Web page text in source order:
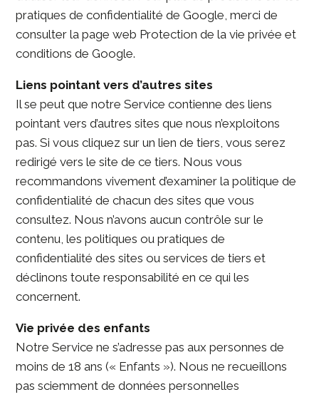
pratiques de confidentialité de Google, merci de
consulter la page web Protection de la vie privée et
conditions de Google.
Liens pointant vers d’autres sites
Il se peut que notre Service contienne des liens
pointant vers d’autres sites que nous n’exploitons
pas. Si vous cliquez sur un lien de tiers, vous serez
redirigé vers le site de ce tiers. Nous vous
recommandons vivement d’examiner la politique de
confidentialité de chacun des sites que vous
consultez. Nous n’avons aucun contrôle sur le
contenu, les politiques ou pratiques de
confidentialité des sites ou services de tiers et
déclinons toute responsabilité en ce qui les
concernent.
Vie privée des enfants
Notre Service ne s’adresse pas aux personnes de
moins de 18 ans (« Enfants »). Nous ne recueillons
pas sciemment de données personnelles